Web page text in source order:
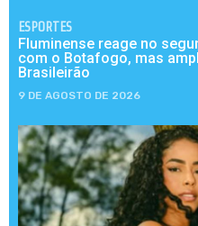
ESPORTES
Fluminense reage no
com o Botafogo, mas
Brasileirão
9 DE AGOSTO DE 2026